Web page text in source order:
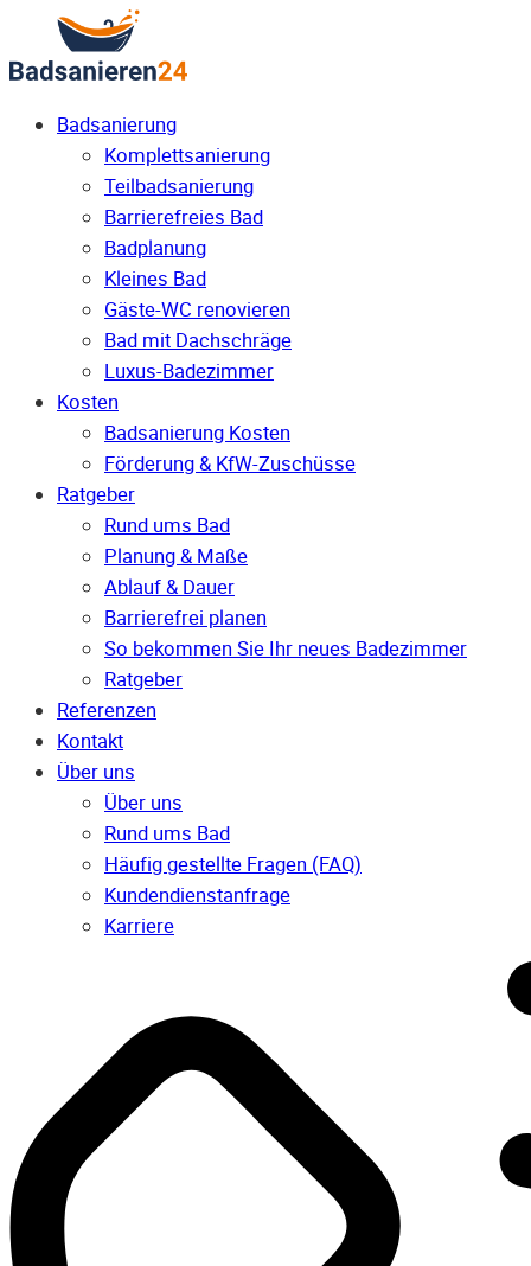
Badsanierung
Komplettsanierung
Teilbadsanierung
Barrierefreies Bad
Badplanung
Kleines Bad
Gäste-WC renovieren
Bad mit Dachschräge
Luxus-Badezimmer
Kosten
Badsanierung Kosten
Förderung & KfW-Zuschüsse
Ratgeber
Rund ums Bad
Planung & Maße
Ablauf & Dauer
Barrierefrei planen
So bekommen Sie Ihr neues Badezimmer
Ratgeber
Referenzen
Kontakt
Über uns
Über uns
Rund ums Bad
Häufig gestellte Fragen (FAQ)
Kunden­dienst­anfrage
Karriere